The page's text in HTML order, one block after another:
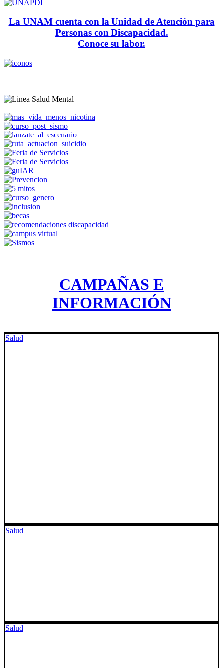
La UNAM cuenta con la Unidad de Atención para
Personas con Discapacidad.
Conoce su labor.
CAMPAÑAS E
INFORMACIÓN
Salud
Salud
Salud